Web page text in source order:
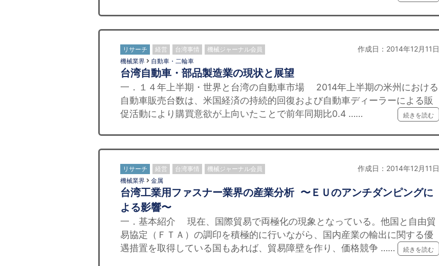
リサーチ 経営 台湾事情 機械ジャーナル会員 作成日：2014年12月11日
機械業界 自動車・二輪車
台湾自動車・部品製造業の現状と展望
一．１４年上半期・世界と台湾の自動車市場 2014年上半期の米州における
自動車販売台数は、米国経済の持続的回復および自動車ディーラーによる販
促活動により購買意欲が上向いたことで前年同期比0.4 ……
続きを読む
リサーチ 経営 台湾事情 機械ジャーナル会員 作成日：2014年12月11日
機械業界 金属
台湾工業用ファスナー業界の産業分析 〜ＥＵのアンチダンピングに
よる影響〜
一．基本紹介 現在、国際貿易で両極化の現象となっている。他国と自由貿
易協定（ＦＴＡ）の調印を積極的に行いながら、国内産業の輸出に関する優
遇措置を取得している国もあれば、貿易障壁を作り、価格競争 ……
続きを読む